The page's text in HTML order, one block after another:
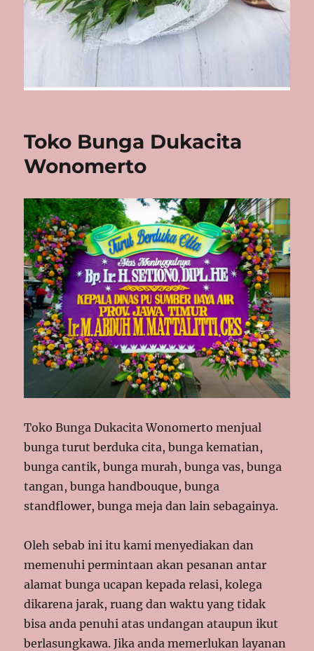
Toko Bunga Dukacita
Wonomerto
Toko Bunga Dukacita Wonomerto menjual
bunga turut berduka cita, bunga kematian,
bunga cantik, bunga murah, bunga vas, bunga
tangan, bunga handbouque, bunga
standflower, bunga meja dan lain sebagainya.
Oleh sebab ini itu kami menyediakan dan
memenuhi permintaan akan pesanan antar
alamat bunga ucapan kepada relasi, kolega
dikarena jarak, ruang dan waktu yang tidak
bisa anda penuhi atas undangan ataupun ikut
berlasungkawa. Jika anda memerlukan layanan